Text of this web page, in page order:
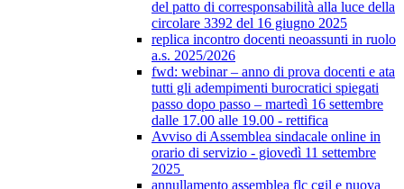
del patto di corresponsabilità alla luce della
circolare 3392 del 16 giugno 2025
replica incontro docenti neoassunti in ruolo
a.s. 2025/2026
fwd: webinar – anno di prova docenti e ata
tutti gli adempimenti burocratici spiegati
passo dopo passo – martedì 16 settembre
dalle 17.00 alle 19.00 - rettifica
Avviso di Assemblea sindacale online in
orario di servizio - giovedì 11 settembre
2025
annullamento assemblea flc cgil e nuova